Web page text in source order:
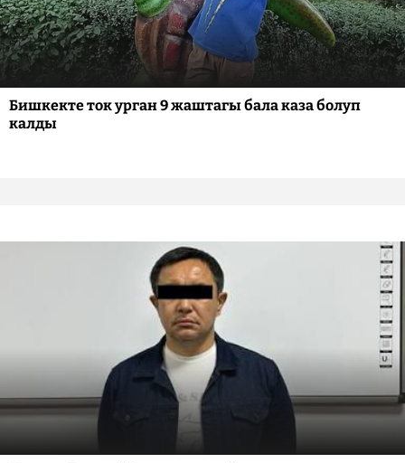
Бишкекте ток урган 9 жаштагы бала каза болуп
калды